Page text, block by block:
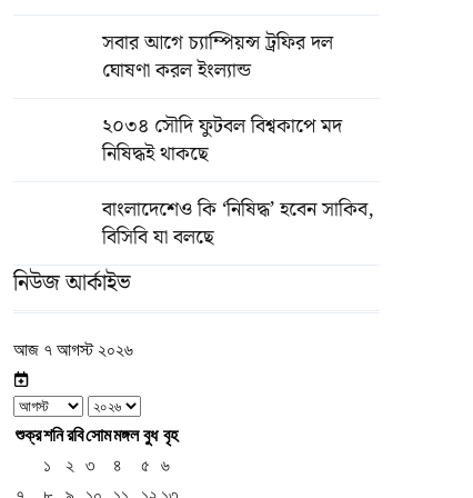
সবার আগে চ্যাম্পিয়ন্স ট্রফির দল
ঘোষণা করল ইংল্যান্ড
২০৩৪ সৌদি ফুটবল বিশ্বকাপে মদ
নিষিদ্ধই থাকছে
বাংলাদেশেও কি ‘নিষিদ্ধ’ হবেন সাকিব,
বিসিবি যা বলছে
নিউজ আর্কাইভ
আজ ৭ আগস্ট ২০২৬
শুক্রশনিরবিসোমমঙ্গল বুধ বৃহ
১
২ ৩ ৪ ৫
৬